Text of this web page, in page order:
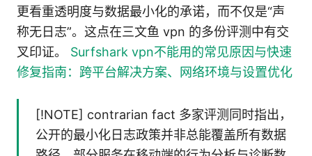
更看重透明度与数据最小化的承诺，而不仅是“声
称无日志”。这点在三文鱼 vpn 的多份评测中有交
叉印证。 Surfshark vpn不能用的常见原因与快速
修复指南：跨平台解决方案、网络环境与设置优化
[!NOTE] contrarian fact 多家评测同时指出，
公开的最小化日志政策并非总能覆盖所有数据